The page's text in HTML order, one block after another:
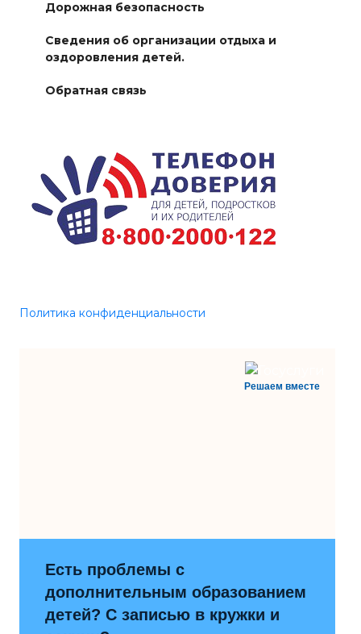
Дорожная безопасность
Сведения об организации отдыха и
оздоровления детей.
Обратная связь
Политика конфиденциальности
Решаем вместе
Есть проблемы с
дополнительным образованием
детей? С записью в кружки и